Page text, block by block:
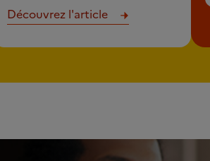
Découvrez l'article